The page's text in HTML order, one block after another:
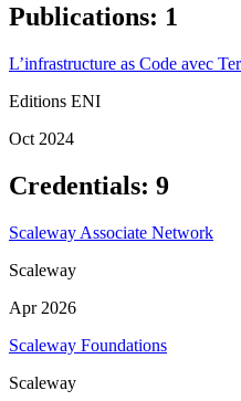
Publications: 1
L’infrastructure as Code avec
Editions ENI
Oct 2024
Credentials: 9
Scaleway Associate Network
Scaleway
Apr 2026
Scaleway Foundations
Scaleway